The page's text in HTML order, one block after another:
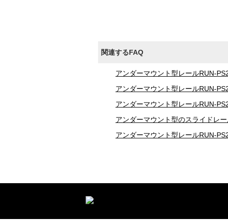
関連するFAQ
アンダーマウント型レールRUN-
アンダーマウント型レールRUN-
アンダーマウント型レールRUN-
アンダーマウント型のスライドレ
アンダーマウント型レールRUN-